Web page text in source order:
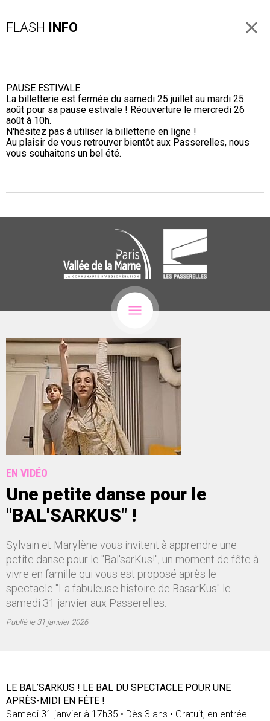
FLASH INFO
PAUSE ESTIVALE
La billetterie est fermée du samedi 25 juillet au mardi 25
août pour sa pause estivale ! Réouverture le mercredi 26
août à 10h.
N'hésitez pas à utiliser la billetterie en ligne !
Au plaisir de vous retrouver bientôt aux Passerelles, nous
vous souhaitons un bel été.
EN VIDÉO
Une petite danse pour le
"BAL'SARKUS" !
Sylvain et Marylène vous invitent à apprendre une
petite danse pour le "Bal'sarKus!", un moment de fête à
vivre en famille qui vous est proposé après le
spectacle "La fabuleuse histoire de BasarKus" le
samedi 31 janvier aux Passerelles.
Publié le31 janvier 2026
LE BAL’SARKUS ! LE BAL DU SPECTACLE POUR UNE
APRÈS-MIDI EN FÊTE !
Samedi 31 janvier à 17h35 • Dès 3 ans • Gratuit, en entrée